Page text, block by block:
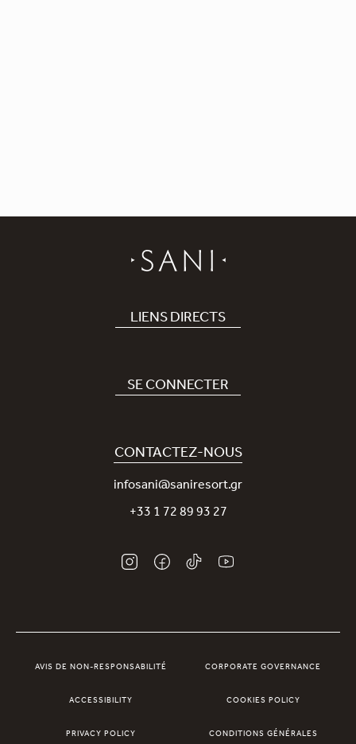
LIENS DIRECTS
Recrutement
News
Récompenses
Mariages
SE CONNECTER
Sani Rewards
CONTACTEZ-NOUS
infosani@saniresort.gr
+33 1 72 89 93 27
AVIS DE NON-RESPONSABILITÉ
ACCESSIBILITY
PRIVACY POLICY
CORPORATE GOVERNANCE
COOKIES POLICY
CONDITIONS GÉNÉRALES